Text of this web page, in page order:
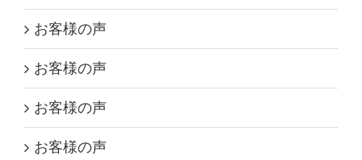
お客様の声
お客様の声
お客様の声
お客様の声